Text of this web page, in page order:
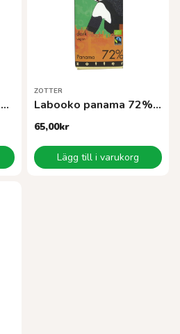
Vivani mörk chili EKO 100g
ZOTTER
Labooko panama 72% EKO
65,00kr
Lägg till i varukorg